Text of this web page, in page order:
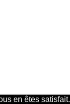
en êtes satisfait.